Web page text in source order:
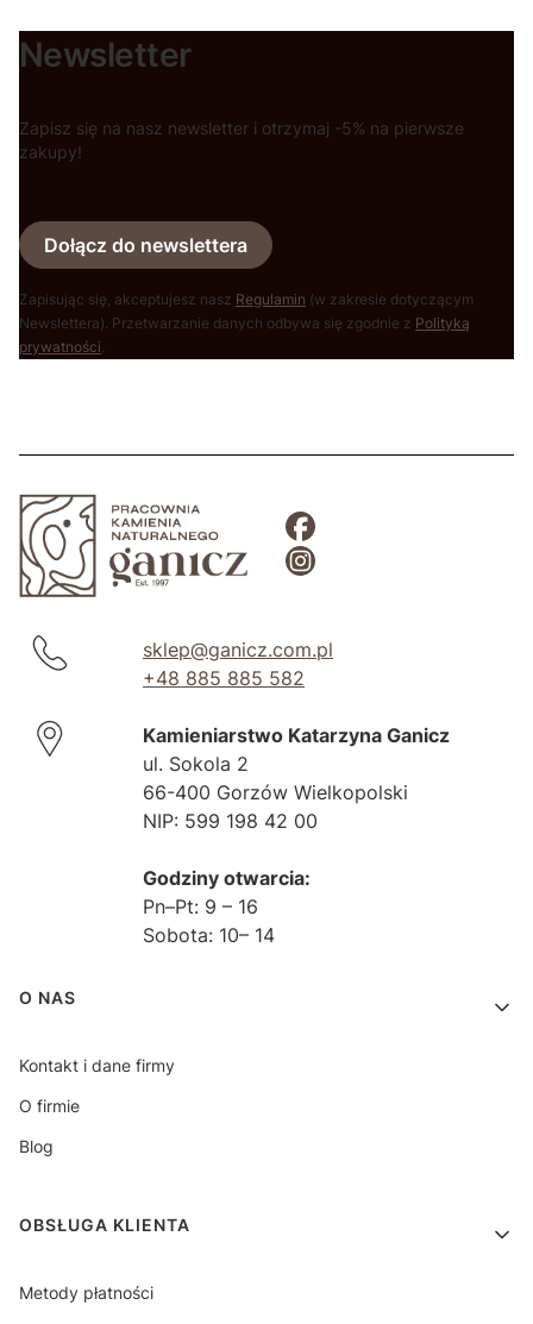
Newsletter
Zapisz się na nasz newsletter i otrzymaj -5% na pierwsze
zakupy!
Dołącz do newslettera
Zapisując się, akceptujesz nasz Regulamin (w zakresie dotyczącym
Newslettera). Przetwarzanie danych odbywa się zgodnie z Polityką
prywatności.
sklep@ganicz.com.pl
+48 885 885 582
Kamieniarstwo Katarzyna Ganicz
ul. Sokola 2
66-400 Gorzów Wielkopolski
NIP: 599 198 42 00
Godziny otwarcia:
Pn–Pt: 9 – 16
Sobota: 10– 14
Linki w stopce
O NAS
Kontakt i dane firmy
O firmie
Blog
OBSŁUGA KLIENTA
Metody płatności